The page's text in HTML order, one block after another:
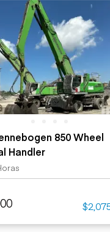
Camiones de
servicio
Camiones
especiales
Camiones con
remolque cisterna
850 Wheel
Handler